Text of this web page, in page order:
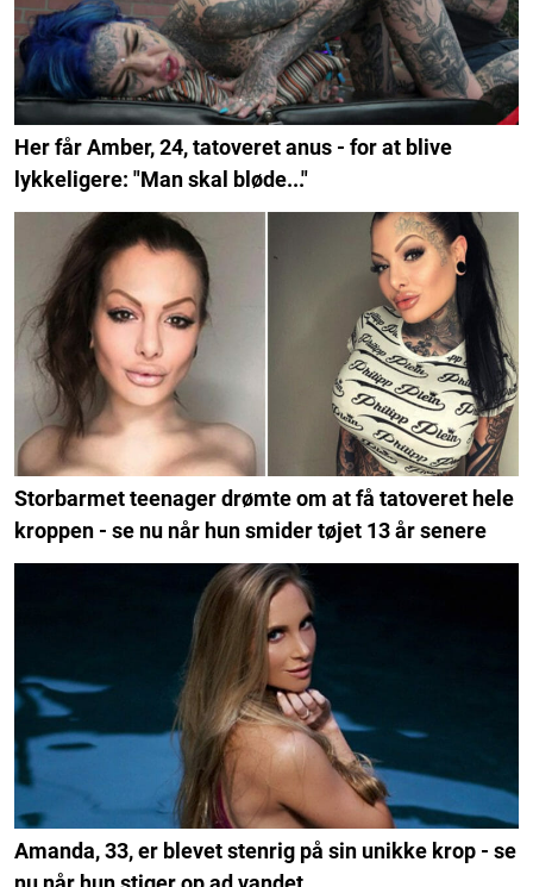
Her får Amber, 24, tatoveret anus - for at blive
lykkeligere: "Man skal bløde..."
Storbarmet teenager drømte om at få tatoveret hele
kroppen - se nu når hun smider tøjet 13 år senere
Amanda, 33, er blevet stenrig på sin unikke krop - se